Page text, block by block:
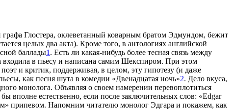
Глостера, оклеветанный коварным братом Эдмундом, бежит
целых два акта). Кроме того, в антологиях английской
баллады1 . Есть ли какая-нибудь более тесная связь между
входила в пьесу и написана самим Шекспиром. При этом
и критик, поддерживая, в целом, эту гипотезу (и даже
как песня шута в комедии «Двенадцатая ночь»2. Дело вкуса,
монолога. Объявляя о своем намерении перевоплотиться
вполне естественно, если после заключительных слов: «Edgar
припевом. Напомним читателю монолог Эдгара и покажем, как